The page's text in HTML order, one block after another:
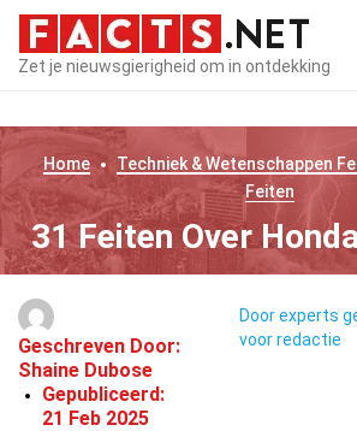
Zet je nieuwsgierigheid om in ontdekking
Home Techniek & Wetenschappen
Feiten
31 Feiten Over
Geschreven Door:
Shaine Dubose
Gepubliceerd:
21 Feb 2025
Door experts
voor redactie